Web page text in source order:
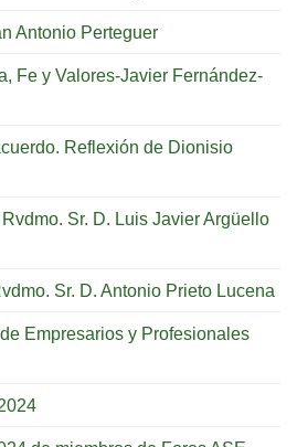
Antonio Perteguer
Fe y Valores-Javier Fernández-
Reflexión de Dionisio
Sr. D. Luis Javier Argüello
Sr. D. Antonio Prieto Lucena
Empresarios y Profesionales